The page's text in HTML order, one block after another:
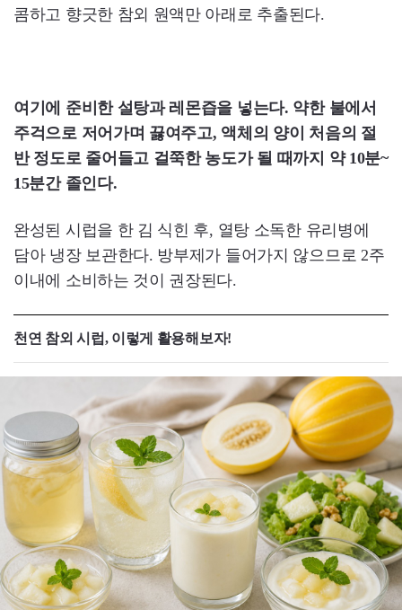
콤하고 향긋한 참외 원액만 아래로 추출된다.
여기에 준비한 설탕과 레몬즙을 넣는다. 약한 불에서
주걱으로 저어가며 끓여주고, 액체의 양이 처음의 절
반 정도로 줄어들고 걸쭉한 농도가 될 때까지 약 10분~
15분간 졸인다.
완성된 시럽을 한 김 식힌 후, 열탕 소독한 유리병에
담아 냉장 보관한다. 방부제가 들어가지 않으므로 2주
이내에 소비하는 것이 권장된다.
천연 참외 시럽, 이렇게 활용해보자!